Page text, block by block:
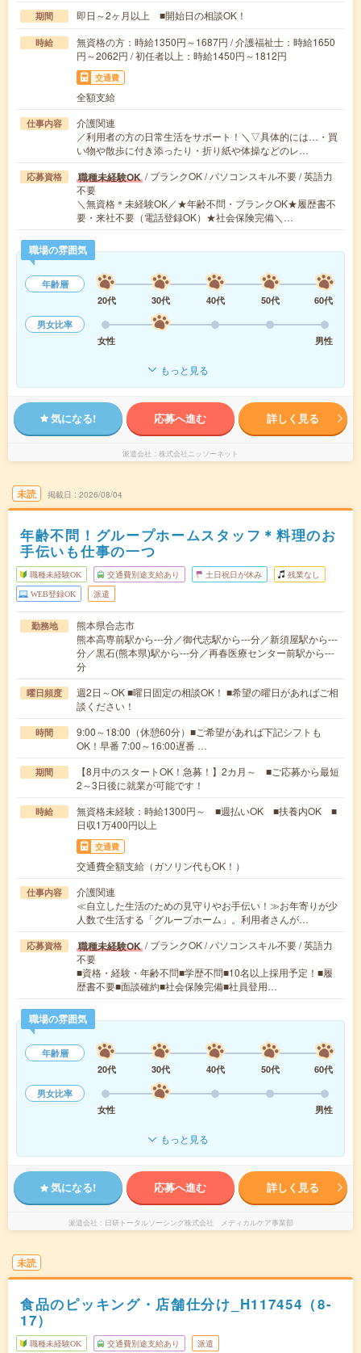
期間 即日～2ヶ月以上 ■開始日の相談OK！
時給
無資格の方：時給1350円～1687円 / 介護福祉士：時給1650
円～2062円 / 初任者以上：時給1450円～1812円
交通費
全額支給
仕事内容
介護関連
／利用者の方の日常生活をサポート！＼▽具体的には…・買
い物や散歩に付き添ったり・折り紙や体操などのレ…
応募資格 職種未経験OK / ブランクOK / パソコンスキル不要 / 英語力
不要
＼無資格＊未経験OK／★年齢不問・ブランクOK★履歴書不
要・来社不要（電話登録OK）★社会保険完備＼…
職場の雰囲気
年齢層
20代
30代 40代 50代
60代
男女比率
女性
男性
もっと見る
気になる! 応募へ進む 詳しく見る
派遣会社 株式会社ニッソーネット
未読 掲載日 2026/08/04
年齢不問！グループホームスタッフ＊料理のお
手伝いも仕事の一つ
職種未経験OK 交通費別途支給あり 土日祝日が休み 残業なし
WEB登録OK 派遣
勤務地
熊本県合志市
熊本高専前駅から---分／御代志駅から---分／新須屋駅から---
分／黒石(熊本県)駅から---分／再春医療センター前駅から---
分
曜日頻度
週2日～OK ■曜日固定の相談OK！ ■希望の曜日があればご相
談ください！
時間
9:00～18:00（休憩60分）■ご希望があれば下記シフトも
OK！早番 7:00～16:00遅番 …
期間
【8月中のスタートOK！急募！】2カ月～ ■ご応募から最短
2～3日後に就業が可能です！
時給
無資格未経験：時給1300円～ ■週払いOK ■扶養内OK ■
日収1万400円以上
交通費
交通費全額支給（ガソリン代もOK！）
仕事内容
介護関連
≪自立した生活のための見守りやお手伝い！≫お年寄りが少
人数で生活する「グループホーム」。利用者さんが…
応募資格 職種未経験OK / ブランクOK / パソコンスキル不要 / 英語力
不要
■資格・経験・年齢不問■学歴不問■10名以上採用予定！■履
歴書不要■面談確約■社会保険完備■社員登用…
職場の雰囲気
年齢層
20代
30代 40代 50代
60代
男女比率
女性
男性
もっと見る
気になる! 応募へ進む 詳しく見る
派遣会社 日研トータルソーシング株式会社 メディカルケア事業部
未読
食品のピッキング・店舗仕分け_H117454（8-
17）
職種未経験OK 交通費別途支給あり 派遣